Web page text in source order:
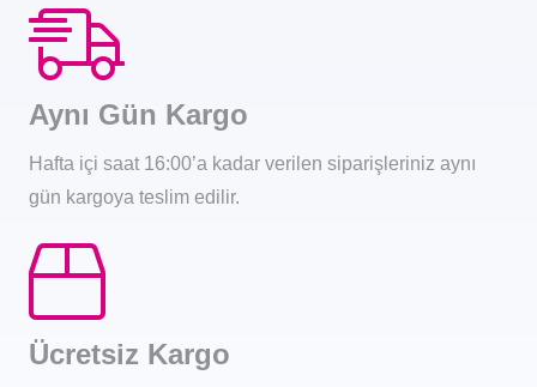
Aynı Gün Kargo
Hafta içi saat 16:00’a kadar verilen siparişleriniz aynı
gün kargoya teslim edilir.
Ücretsiz Kargo